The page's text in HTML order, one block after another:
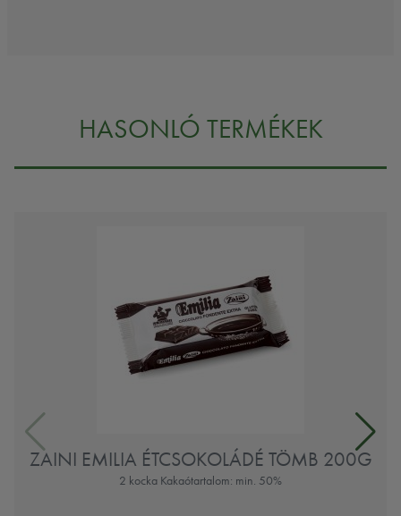
HASONLÓ TERMÉKEK
ZAINI EMILIA ÉTCSOKOLÁDÉ TÖMB 200G
2 kocka Kakaótartalom: min. 50%